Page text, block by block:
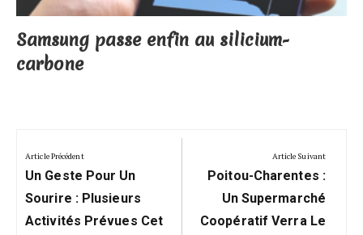
Samsung passe enfin au silicium-
carbone
de
l’article
Article Précédent
Previous
Post:
Un Geste Pour Un
Sourire : Plusieurs
Activités Prévues Cet
Article Suivant
Next
Post:
Poitou-Charentes :
Un Supermarché
Coopératif Verra Le